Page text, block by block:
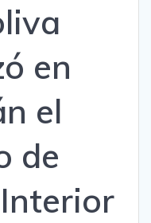
en
el
de